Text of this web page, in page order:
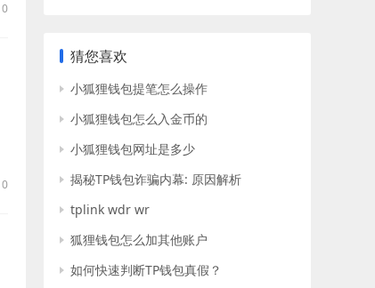
0
0
猜您喜欢
小狐狸钱包提笔怎么操作
小狐狸钱包怎么入金币的
小狐狸钱包网址是多少
揭秘TP钱包诈骗内幕: 原因解析
tplink wdr wr
狐狸钱包怎么加其他账户
如何快速判断TP钱包真假？